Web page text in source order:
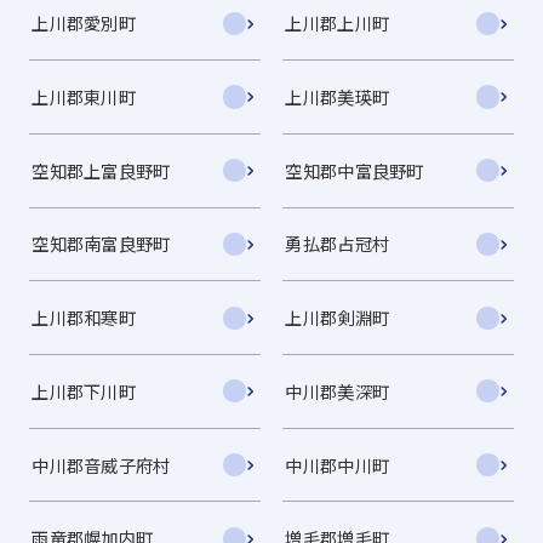
上川郡愛別町 上川郡上川町
上川郡東川町 上川郡美瑛町
空知郡上富良野町 空知郡中富良野町
空知郡南富良野町 勇払郡占冠村
上川郡和寒町 上川郡剣淵町
上川郡下川町 中川郡美深町
中川郡音威子府村 中川郡中川町
雨竜郡幌加内町 増毛郡増毛町